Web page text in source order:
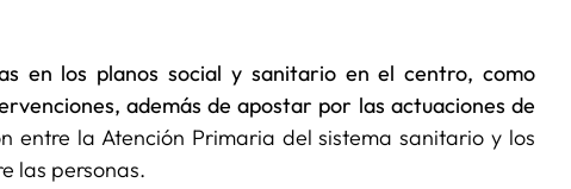
en los planos social y sanitario en el centro, como
además de apostar por las actuaciones de
entre la Atención Primaria del sistema sanitario y los
las personas.